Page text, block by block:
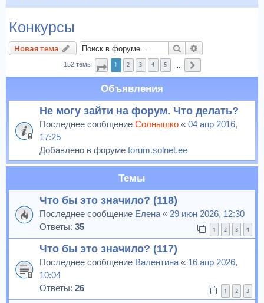
Конкурсы
Новая тема Поиск
152 темы Страница из
1 2 3 4 5
Объявления
Не могу зайти на форум. Что делать?
Последнее сообщение Солнышко « 04 апр 2016,
17:25
Добавлено в форуме forum.solnet.ee
Темы
Что бы это значило? (118)
Последнее сообщение Елена « 29 июн 2026, 12:30
Ответы: 35 1 2 3 4
Что бы это значило? (117)
Последнее сообщение Валентина « 16 апр 2026,
10:04
Ответы: 26 1 2 3